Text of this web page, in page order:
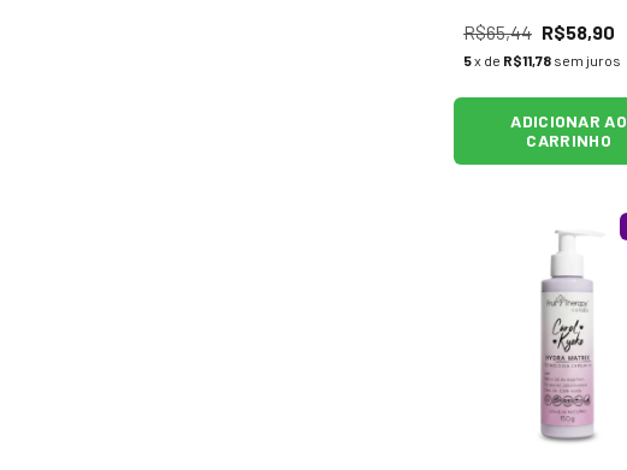
R$65,44 R$58,90
5x de R$11,78 sem juros
ADICIONAR AO
CARRINHO